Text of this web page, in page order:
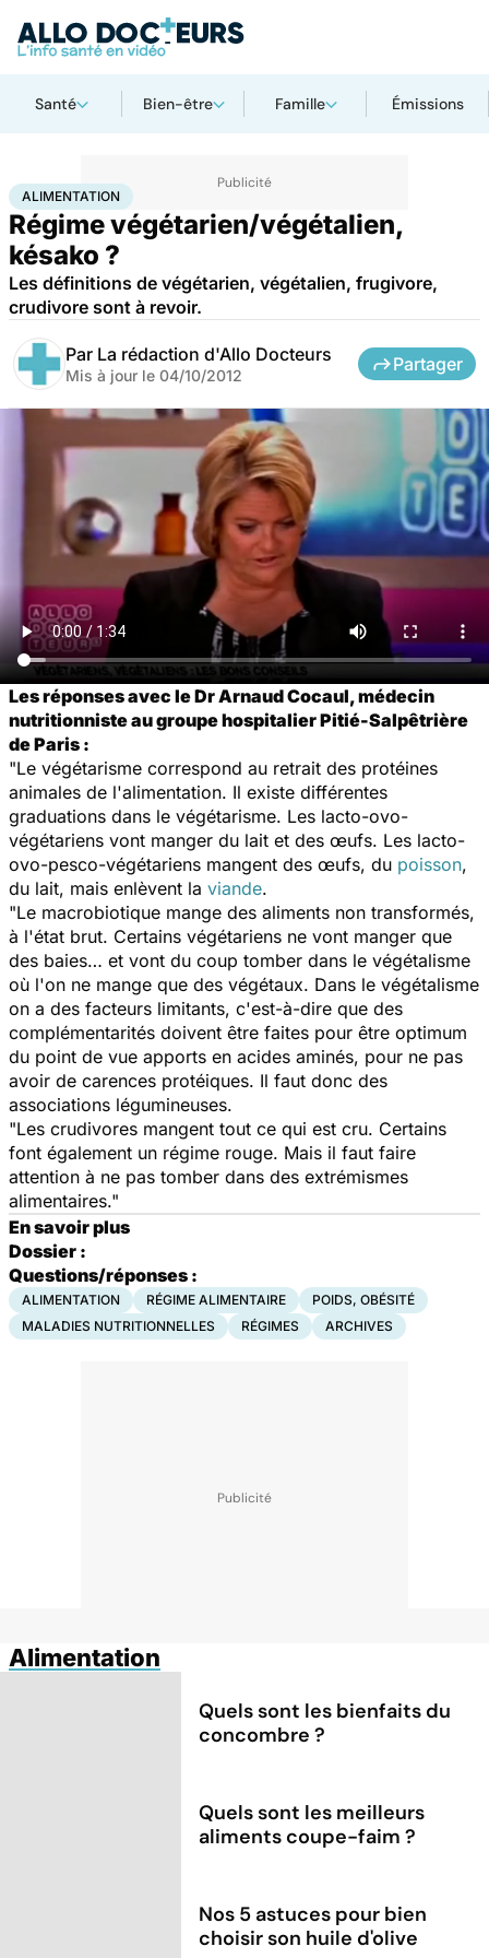
Santé Bien-être Famille Émissions
AccueilSantéMaladies Alimentation
ALIMENTATION
Régime végétarien/végétalien,
késako ?
Les définitions de végétarien, végétalien, frugivore,
crudivore sont à revoir.
Par La rédaction d'Allo Docteurs
Mis à jour le 04/10/2012
Partager
Les réponses avec le Dr Arnaud Cocaul, médecin
nutritionniste au groupe hospitalier Pitié-Salpêtrière
de Paris :
"Le végétarisme correspond au retrait des protéines
animales de l'alimentation. Il existe différentes
graduations dans le végétarisme. Les lacto-ovo-
végétariens vont manger du lait et des œufs. Les lacto-
ovo-pesco-végétariens mangent des œufs, du poisson,
du lait, mais enlèvent la viande.
"Le macrobiotique mange des aliments non transformés,
à l'état brut. Certains végétariens ne vont manger que
des baies… et vont du coup tomber dans le végétalisme
où l'on ne mange que des végétaux. Dans le végétalisme
on a des facteurs limitants, c'est-à-dire que des
complémentarités doivent être faites pour être optimum
du point de vue apports en acides aminés, pour ne pas
avoir de carences protéiques. Il faut donc des
associations légumineuses.
"Les crudivores mangent tout ce qui est cru. Certains
font également un régime rouge. Mais il faut faire
attention à ne pas tomber dans des extrémismes
alimentaires."
En savoir plus
Dossier :
Questions/réponses :
ALIMENTATION RÉGIME ALIMENTAIRE
POIDS, OBÉSITÉ
MALADIES NUTRITIONNELLES
RÉGIMES ARCHIVES
Alimentation
Quels sont les bienfaits du
concombre ?
Quels sont les meilleurs
aliments coupe-faim ?
Nos 5 astuces pour bien
choisir son huile d'olive